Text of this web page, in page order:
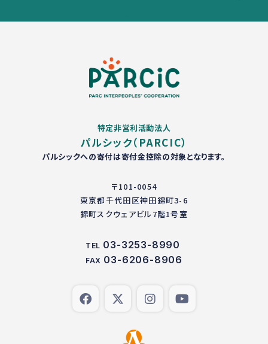
特定非営利活動法人
パルシック（PARCIC）
パルシックへの寄付は寄付金控除の対象となります。
〒101-0054
東京都千代田区神田錦町3-6
錦町スクウェアビル7階1号室
TEL 03-3253-8990
FAX 03-6206-8906